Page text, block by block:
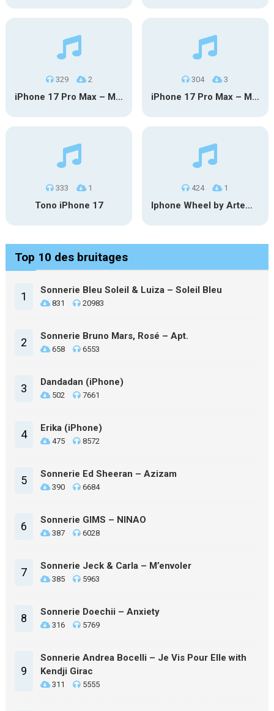
329 2
iPhone 17 Pro Max – MSM
304 3
iPhone 17 Pro Max – Mgm
333 1
Tono iPhone 17
424 1
Iphone Wheel by Artematiko
Top 10 des bruitages
1 Sonnerie Bleu Soleil & Luiza – Soleil Bleu
831 20983
2 Sonnerie Bruno Mars, Rosé – Apt.
658 6553
3 Dandadan (iPhone)
502 7661
4 Erika (iPhone)
475 8572
5 Sonnerie Ed Sheeran – Azizam
390 6684
6 Sonnerie GIMS – NINAO
387 6028
7 Sonnerie Jeck & Carla – M’envoler
385 5963
8 Sonnerie Doechii – Anxiety
316 5769
9
Sonnerie Andrea Bocelli – Je Vis Pour Elle with
Kendji Girac
311 5555